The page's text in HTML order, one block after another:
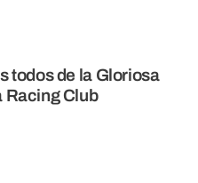
todos de la Gloriosa
Racing Club